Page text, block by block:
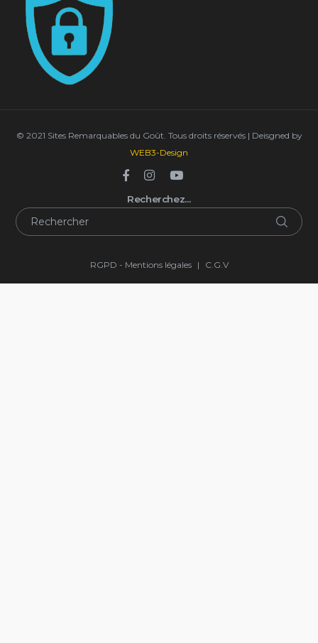
© 2021 Sites Remarquables du Goût. Tous droits réservés | Deisgned by
WEB3-Design
Recherchez…
RGPD - Mentions légales | C.G.V